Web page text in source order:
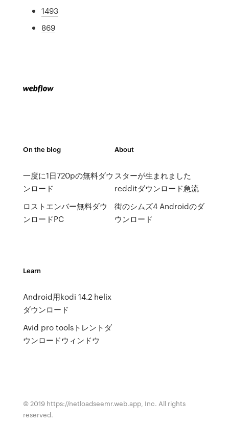
1493
869
On the blog
一度に1日720pの無料ダウ
ンロード
ロストエンバー無料ダウ
ンロードPC
About
スターが生まれました
redditダウンロード急流
街のシムズ4 Androidのダ
ウンロード
Learn
Android用kodi 14.2 helix
ダウンロード
Avid pro toolsトレントダ
ウンロードウィンドウ
© 2019 https://netloadseemr.web.app, Inc. All rights
reserved.